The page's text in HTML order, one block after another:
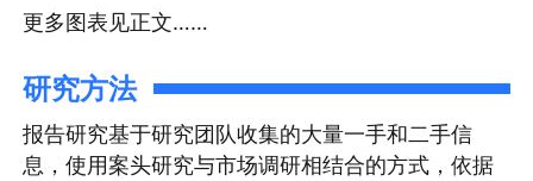
更多图表见正文……
研究方法
报告研究基于研究团队收集的大量一手和二手信
息，使用案头研究与市场调研相结合的方式，依据